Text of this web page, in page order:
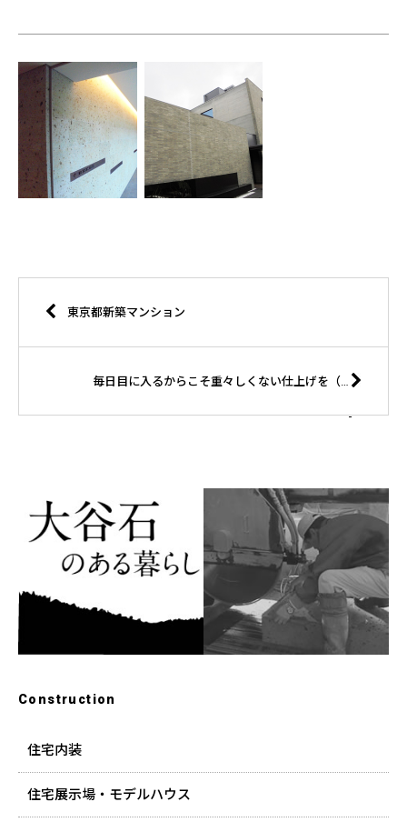
東京都新築マンション
毎日目に入るからこそ重々しくない仕上げを（東京都武蔵村山市U様邸）
Construction
住宅内装
住宅展示場・モデルハウス